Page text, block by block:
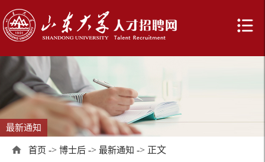
最新通知
首页 -> 博士后 -> 最新通知 -> 正文